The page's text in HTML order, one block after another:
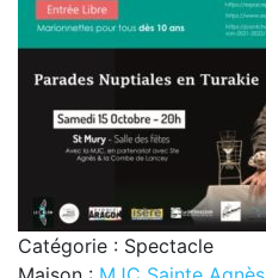
Catégorie : Spectacle